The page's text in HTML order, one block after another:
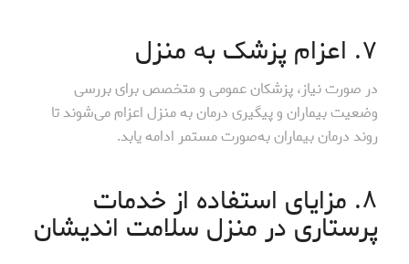
۷. اعزام پزشک به منزل
در صورت نیاز، پزشکان عمومی و متخصص برای بررسی
وضعیت بیماران و پیگیری درمان به منزل اعزام می‌شوند تا
روند درمان بیماران به‌صورت مستمر ادامه یابد.
۸. مزایای استفاده از خدمات
پرستاری در منزل سلامت اندیشان